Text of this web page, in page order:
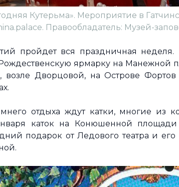
Кутерьма». Мероприятие в
Правообладатель: Музей-
пройдет вся праздничная
Рождественскую ярмарку на
Дворцовой, на Острове
отдыха ждут катки, многие из
каток на Конюшенной площади
подарок от Ледового театра и